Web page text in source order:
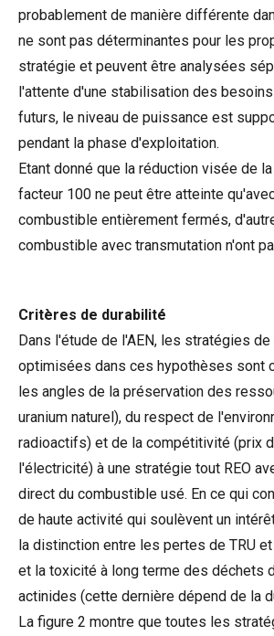
probablement de manière différente
ne sont pas déterminantes pour les
stratégie et peuvent être analysées
l'attente d'une stabilisation des
futurs, le niveau de puissance est
pendant la phase d'exploitation.
Etant donné que la réduction visée de
facteur 100 ne peut être atteinte
combustible entièrement fermés,
combustible avec transmutation n'ont
Critères de durabilité
Dans l'étude de l'AEN, les stratégies
optimisées dans ces hypothèses sont
les angles de la préservation des
uranium naturel), du respect de
radioactifs) et de la compétitivité (prix
l'électricité) à une stratégie tout REO
direct du combustible usé. En ce qui
de haute activité qui soulèvent un
la distinction entre les pertes de TRU
et la toxicité à long terme des déchets
actinides (cette dernière dépend de la
La figure 2 montre que toutes les